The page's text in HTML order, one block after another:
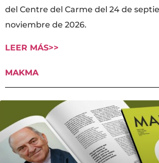
del Centre del Carme del 24 de
noviembre de 2026.
LEER MÁS>>
MAKMA